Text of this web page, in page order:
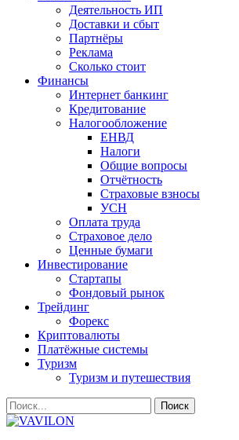
Деятельность ИП
Доставки и сбыт
Партнёры
Реклама
Сколько стоит
Финансы
Интернет банкинг
Кредитование
Налогообложение
ЕНВД
Налоги
Общие вопросы
Отчётность
Страховые взносы
УСН
Оплата труда
Страховое дело
Ценные бумаги
Инвестирование
Стартапы
Фондовый рынок
Трейдинг
Форекс
Криптовалюты
Платёжные системы
Туризм
Туризм и путешествия